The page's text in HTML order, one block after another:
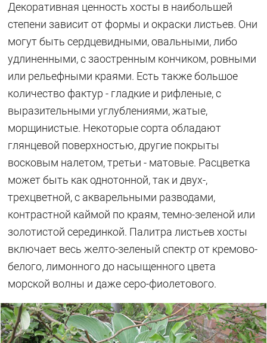
Декоративная ценность хосты в наибольшей
степени зависит от формы и окраски листьев. Они
могут быть сердцевидными, овальными, либо
удлиненными, с заостренным кончиком, ровными
или рельефными краями. Есть также большое
количество фактур - гладкие и рифленые, с
выразительными углублениями, жатые,
морщинистые. Некоторые сорта обладают
глянцевой поверхностью, другие покрыты
восковым налетом, третьи - матовые. Расцветка
может быть как однотонной, так и двух-,
трехцветной, с акварельными разводами,
контрастной каймой по краям, темно-зеленой или
золотистой серединкой. Палитра листьев хосты
включает весь желто-зеленый спектр от кремово-
белого, лимонного до насыщенного цвета
морской волны и даже серо-фиолетового.